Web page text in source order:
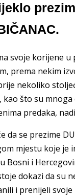
svoje korijene
prema nekim
nekoliko
kao što su
predaka,
da se prezime
mjestu koje je
Bosni i
dokazi da su
i prenijeli